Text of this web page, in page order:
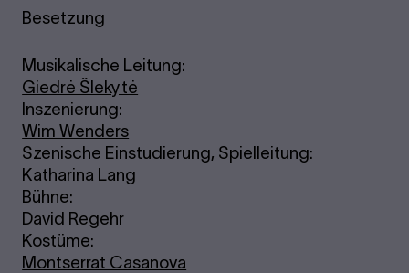
Besetzung
Musikalische Leitung:
Giedrė Šlekytė
Inszenierung:
Wim Wenders
Szenische Einstudierung, Spielleitung:
Katharina Lang
Bühne:
David Regehr
Kostüme:
Montserrat Casanova